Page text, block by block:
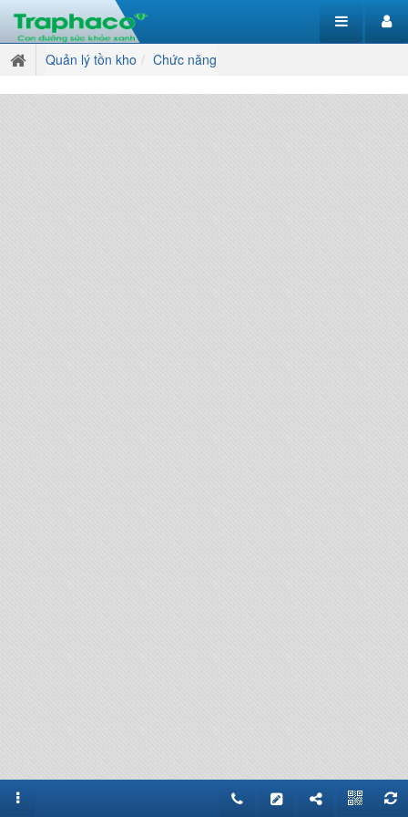
Quản lý tồn kho Chức năng